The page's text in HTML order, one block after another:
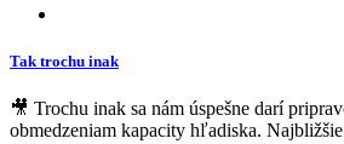
Tak trochu inak
🎥 Trochu inak sa nám úspešne darí
obmedzeniam kapacity hľadiska.